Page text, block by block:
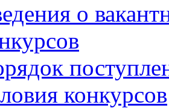
о
конкурсов